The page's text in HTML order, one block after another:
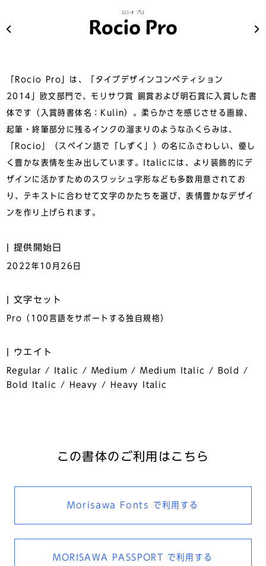
「Rocio Pro」は、「タイプデザインコンペティション
2014」欧文部門で、モリサワ賞 銅賞および明石賞に入賞した書
体です（入賞時書体名：Kulin）。柔らかさを感じさせる画線、
起筆・終筆部分に残るインクの溜まりのようなふくらみは、
「Rocio」（スペイン語で「しずく」）の名にふさわしい、優し
く豊かな表情を生み出しています。Italicには、より装飾的にデ
ザインに活かすためのスワッシュ字形なども多数用意されてお
り、テキストに合わせて文字のかたちを選び、表情豊かなデザイ
ンを作り上げられます。
提供開始日
2022年10月26日
文字セット
Pro（100言語をサポートする独自規格）
ウエイト
Regular / Italic / Medium / Medium Italic / Bold /
Bold Italic / Heavy / Heavy Italic
この書体のご利用はこちら
Morisawa Fonts で利用する
MORISAWA PASSPORT で利用する